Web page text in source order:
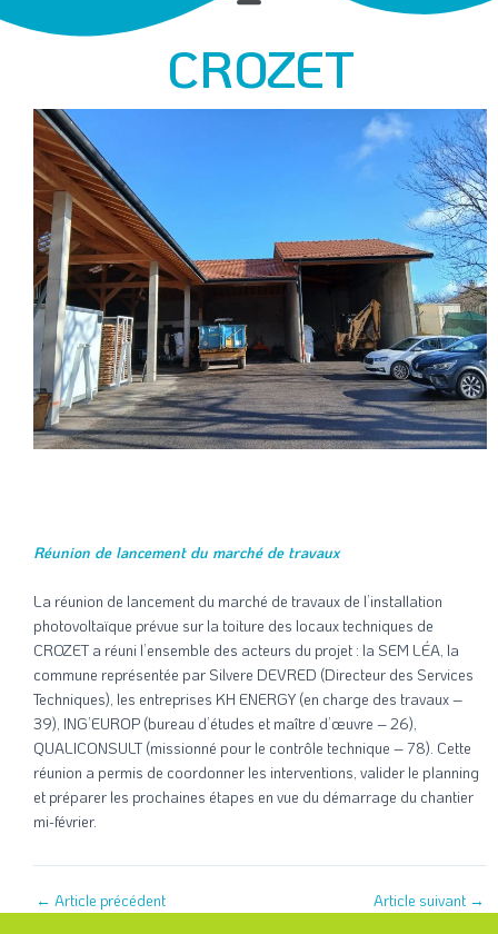
CROZET
Réunion de lancement du marché de travaux
La réunion de lancement du marché de travaux de l’installation
photovoltaïque prévue sur la toiture des locaux techniques de
CROZET a réuni l’ensemble des acteurs du projet : la SEM LÉA, la
commune représentée par Silvere DEVRED (Directeur des Services
Techniques), les entreprises KH ENERGY (en charge des travaux –
39), ING’EUROP (bureau d’études et maître d’œuvre – 26),
QUALICONSULT (missionné pour le contrôle technique – 78). Cette
réunion a permis de coordonner les interventions, valider le planning
et préparer les prochaines étapes en vue du démarrage du chantier
mi-février.
← Article précédent Article suivant →